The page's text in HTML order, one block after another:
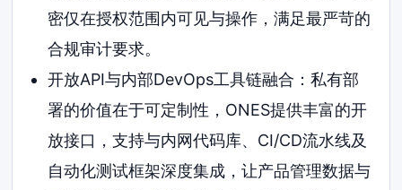
密仅在授权范围内可见与操作，满足最严苛的
合规审计要求。
开放API与内部DevOps工具链融合：私有部
署的价值在于可定制性，ONES提供丰富的开
放接口，支持与内网代码库、CI/CD流水线及
自动化测试框架深度集成，让产品管理数据与